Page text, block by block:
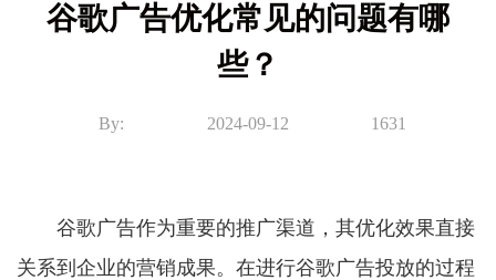
谷歌广告优化常见的问题有哪
些？
By: 2024-09-12 1631
谷歌广告作为重要的推广渠道，其优化效果直接
关系到企业的营销成果。在进行谷歌广告投放的过程